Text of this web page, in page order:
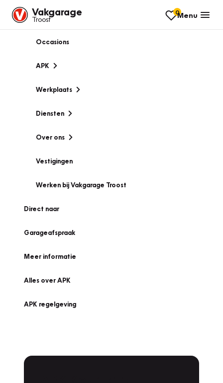
Vakgarage
Troost
0Menu
Occasions
APK
Werkplaats
Diensten
Over ons
Vestigingen
Werken bij Vakgarage Troost
Direct naar
Garageafspraak
Meer informatie
Alles over APK
APK regelgeving